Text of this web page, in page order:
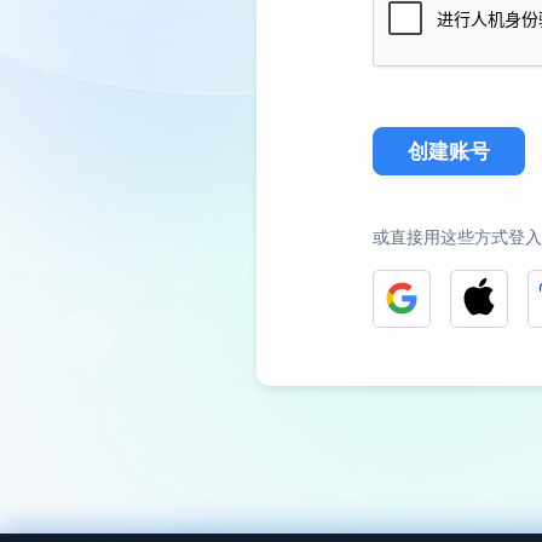
创建账号
或直接用这些方式登